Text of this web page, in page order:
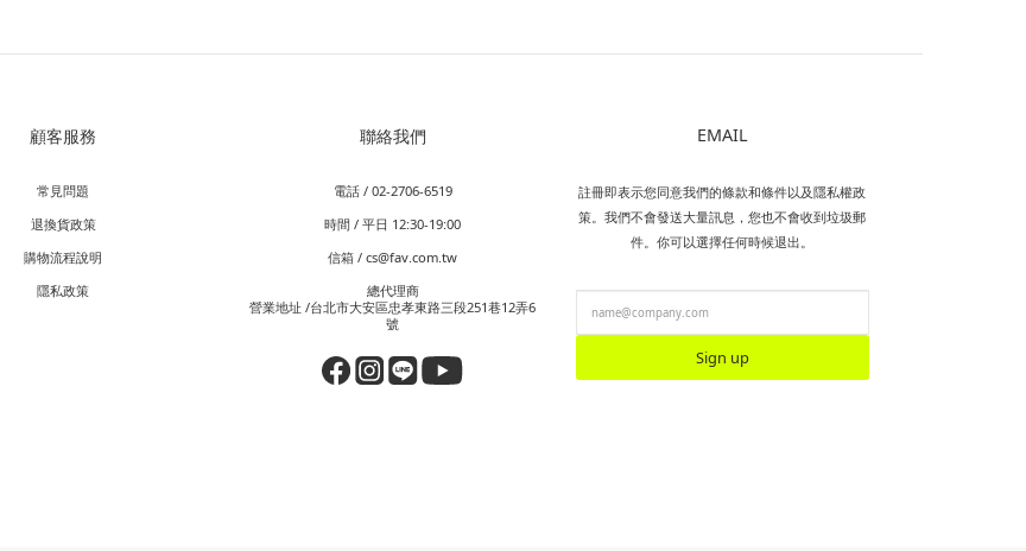
顧客服務
常見問題
退換貨政策
購物流程說明
隱私政策
聯絡我們
電話 / 02-2706-6519
時間 / 平日 12:30-19:00
信箱 / cs@fav.com.tw
總代理商
營業地址 /台北市大安區忠孝東路三段251巷12弄6
號
EMAIL
註冊即表示您同意我們的條款和條件以及隱私權政
策。我們不會發送大量訊息，您也不會收到垃圾郵
件。你可以選擇任何時候退出。
Sign up